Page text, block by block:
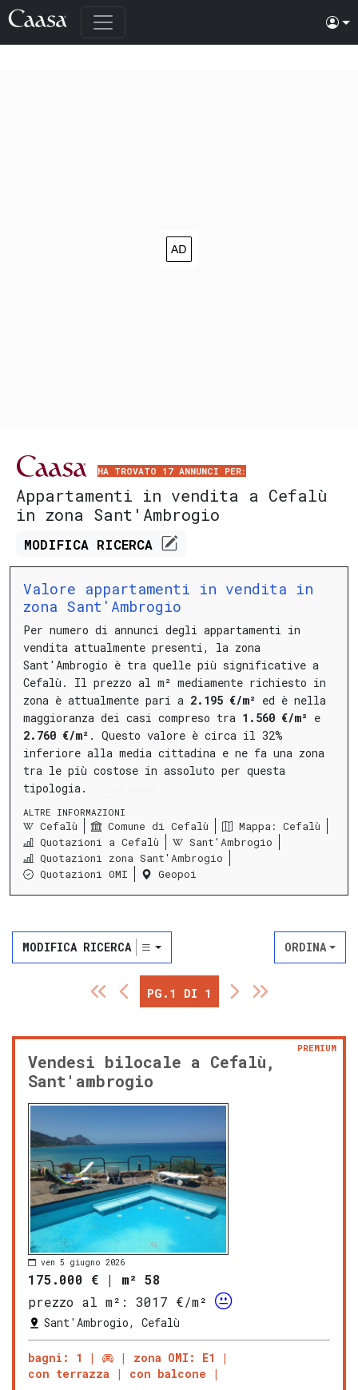
HA TROVATO 17 ANNUNCI PER:
Appartamenti in vendita a Cefalù
in zona Sant'Ambrogio
MODIFICA RICERCA
Valore appartamenti in vendita in
zona Sant'Ambrogio
Per numero di annunci degli appartamenti in
vendita attualmente presenti, la zona
Sant'Ambrogio è tra quelle più significative a
Cefalù.
Il prezzo al m² mediamente richiesto in
zona è attualmente pari a 2.195 €/m² ed è nella
maggioranza dei casi compreso tra 1.560 €/m² e
2.760 €/m² . Questo valore è circa il 32%
inferiore alla media cittadina e ne fa una zona
tra le più costose in assoluto per questa
tipologia.
ALTRE INFORMAZIONI
Cefalù Comune di Cefalù
Mappa: Cefalù
Quotazioni a Cefalù
Sant'Ambrogio
Quotazioni zona Sant'Ambrogio
Quotazioni OMI
Geopoi
MODIFICA RICERCA ORDINA
PG.1 DI 1
Vendesi bilocale a Cefalù,
Sant'ambrogio
PREMIUM
ven 5 giugno 2026
175.000 € | m² 58
prezzo al m²:
3017 €/m²
Sant'Ambrogio, Cefalù
bagni: 1
zona OMI: E1
con terrazza
con balcone